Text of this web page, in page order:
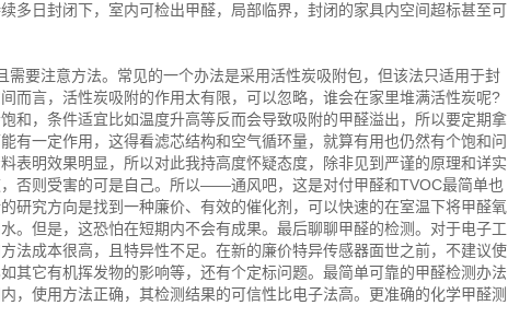
多日封闭下，室内可检出甲醛，局部临界，封闭的家具内空间超标甚至可
要注意方法。常见的一个办法是采用活性炭吸附包，但该法只适用于封
而言，活性炭吸附的作用太有限，可以忽略，谁会在家里堆满活性炭呢?
和，条件适宜比如温度升高等反而会导致吸附的甲醛溢出，所以要定期拿
有一定作用，这得看滤芯结构和空气循环量，就算有用也仍然有个饱和问
表明效果明显，所以对此我持高度怀疑态度，除非见到严谨的原理和详实
否则受害的可是自己。所以——通风吧，这是对付甲醛和TVOC最简单也
研究方向是找到一种廉价、有效的催化剂，可以快速的在室温下将甲醛氧
。但是，这恐怕在短期内不会有成果。最后聊聊甲醛的检测。对于电子工
法成本很高，且特异性不足。在新的廉价特异传感器面世之前，不建议使
其它有机挥发物的影响等，还有个定标问题。最简单可靠的甲醛检测办法
，使用方法正确，其检测结果的可信性比电子法高。更准确的化学甲醛测